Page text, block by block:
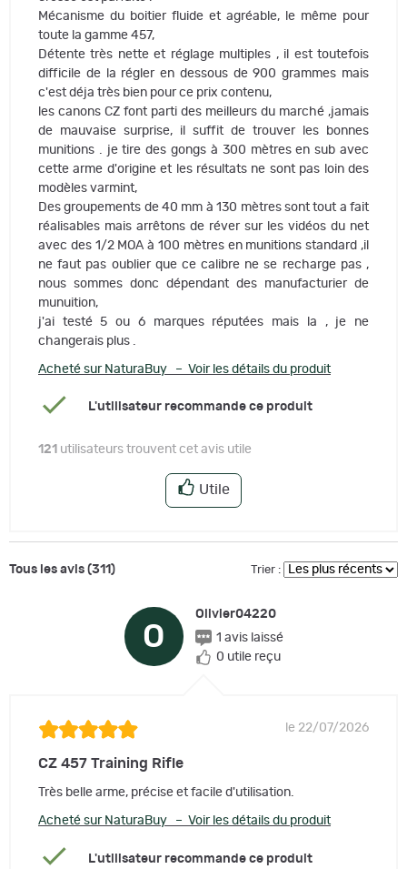
Mécanisme du boitier fluide et agréable, le même pour
toute la gamme 457,
Détente très nette et réglage multiples , il est toutefois
difficile de la régler en dessous de 900 grammes mais
c'est déja très bien pour ce prix contenu,
les canons CZ font parti des meilleurs du marché ,jamais
de mauvaise surprise, il suffit de trouver les bonnes
munitions . je tire des gongs à 300 mètres en sub avec
cette arme d'origine et les résultats ne sont pas loin des
modèles varmint,
Des groupements de 40 mm à 130 mètres sont tout a fait
réalisables mais arrêtons de réver sur les vidéos du net
avec des 1/2 MOA à 100 mètres en munitions standard ,il
ne faut pas oublier que ce calibre ne se recharge pas ,
nous sommes donc dépendant des manufacturier de
munuition,
j'ai testé 5 ou 6 marques réputées mais la , je ne
changerais plus .
Acheté sur NaturaBuy – Voir les détails du produit
L'utilisateur recommande ce produit
121 utilisateurs trouvent cet avis utile
Utile
Tous les avis (311) Trier :
O
Olivier04220
1 avis laissé
0 utile reçu
le 22/07/2026
CZ 457 Training Rifle
Très belle arme, précise et facile d'utilisation.
Acheté sur NaturaBuy – Voir les détails du produit
L'utilisateur recommande ce produit